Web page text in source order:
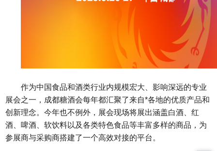
作为中国食品和酒类行业内规模宏大、影响深远的专业
展会之一，成都糖酒会每年都汇聚了来自*各地的优质产品和
创新理念。今年也不例外，展会现场将展出涵盖白酒、红
酒、啤酒、软饮料以及各类特色食品等丰富多样的商品，为
参展商与采购商搭建了一个高效对接的平台。